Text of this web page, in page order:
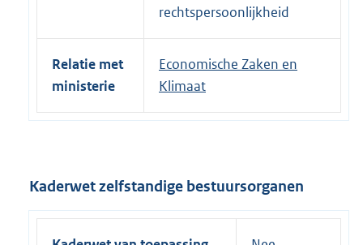
rechtspersoonlijkheid
Relatie met
ministerie
Economische Zaken en
Klimaat
Kaderwet zelfstandige bestuursorganen